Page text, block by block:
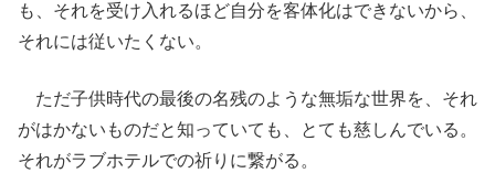
も、それを受け入れるほど自分を客体化はできないから、
それには従いたくない。
ただ子供時代の最後の名残のような無垢な世界を、それ
がはかないものだと知っていても、とても慈しんでいる。
それがラブホテルでの祈りに繋がる。